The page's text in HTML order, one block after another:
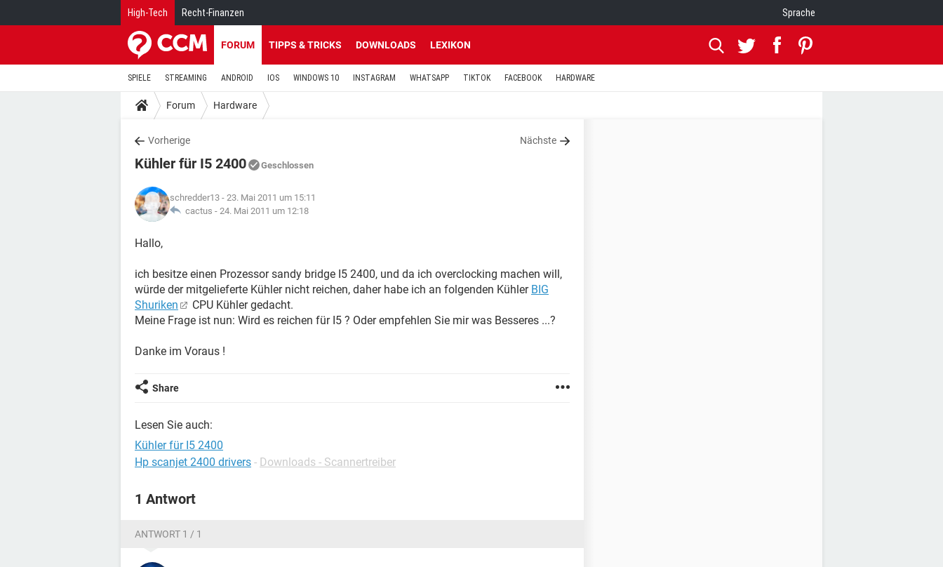
High-Tech Recht-Finanzen Sprache
FORUM TIPPS & TRICKS DOWNLOADS LEXIKON
SPIELE STREAMING ANDROID IOS WINDOWS 10 INSTAGRAM WHATSAPP TIKTOK FACEBOOK HARDWARE
Forum Hardware
Vorherige Nächste
Kühler für I5 2400 Geschlossen
schredder13 - 23. Mai 2011 um 15:11
cactus - 24. Mai 2011 um 12:18
Hallo,
ich besitze einen Prozessor sandy bridge I5 2400, und da ich overclocking machen will,
würde der mitgelieferte Kühler nicht reichen, daher habe ich an folgenden Kühler BIG
Shuriken
CPU Kühler gedacht.
Meine Frage ist nun: Wird es reichen für I5 ? Oder empfehlen Sie mir was Besseres ...?
Danke im Voraus !
Share
Lesen Sie auch:
Kühler für I5 2400
Hp scanjet 2400 drivers - Downloads - Scannertreiber
1 Antwort
ANTWORT 1 / 1